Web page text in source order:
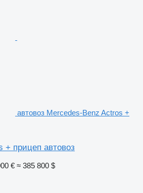
автовоз Mercedes-Benz Actros +
+ прицеп автовоз
€ ≈ 385 800 $